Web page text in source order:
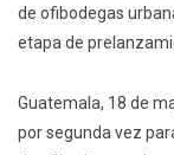
de ofibodegas
etapa de
Guatemala, 18 de
por segunda vez